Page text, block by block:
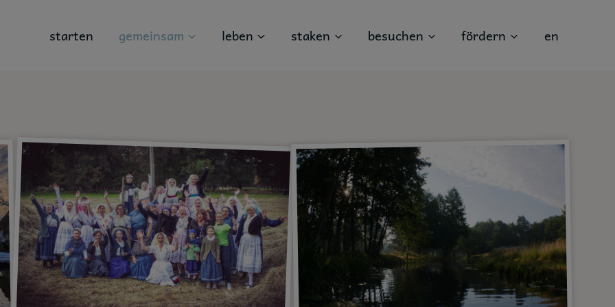
starten gemeinsam leben staken besuchen fördern en